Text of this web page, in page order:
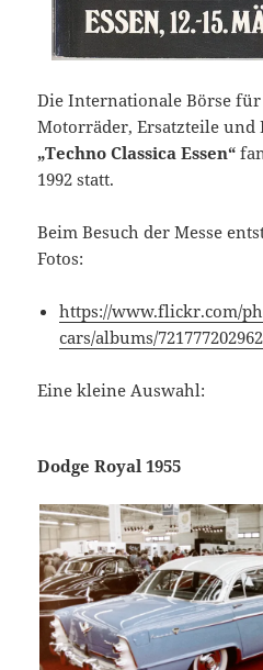
Die Internationale Börse für
Motorräder, Ersatzteile und
„Techno Classica Essen“
1992 statt.
Beim Besuch der Messe
Fotos:
https://www.flickr.com/
cars/albums/
Eine kleine Auswahl:
Dodge Royal 1955